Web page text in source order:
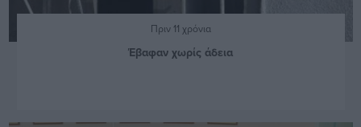
Πριν 11 χρόνια
Έβαφαν χωρίς άδεια